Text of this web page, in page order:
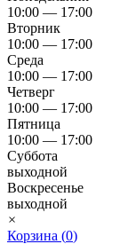
10:00 — 17:00
Вторник
10:00 — 17:00
Среда
10:00 — 17:00
Четверг
10:00 — 17:00
Пятница
10:00 — 17:00
Суббота
выходной
Воскресенье
выходной
×
Корзина (0)